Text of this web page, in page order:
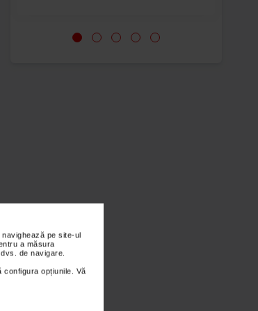
pe site-ul
a măsura
de navigare.
configura opțiunile. Vă